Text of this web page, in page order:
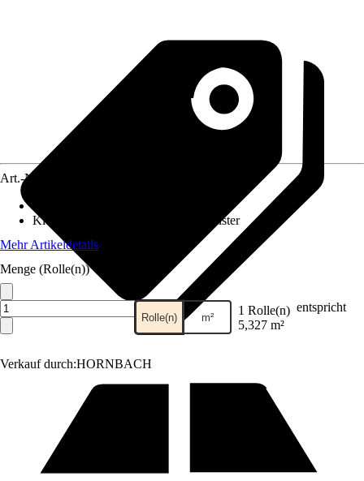
Verkauf durch:HORNBACH
Art.-Nr.
Kleisterempfehlung
Vliestapetenkleister
Mehr Artikeldetails
Menge (Rolle(n))
Rolle(n) m² 1 Rolle(n) entspricht
5,327 m²